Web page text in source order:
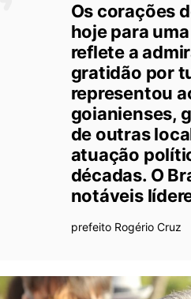
Os corações
hoje para
reflete a
gratidão por
representou
goianienses,
de outras
atuação
décadas. O
notáveis
prefeito Rogério Cruz